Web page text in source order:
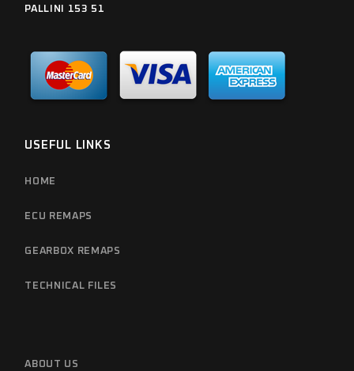
PALLINI 153 51
USEFUL LINKS
HOME
ECU REMAPS
GEARBOX REMAPS
TECHNICAL FILES
ABOUT US